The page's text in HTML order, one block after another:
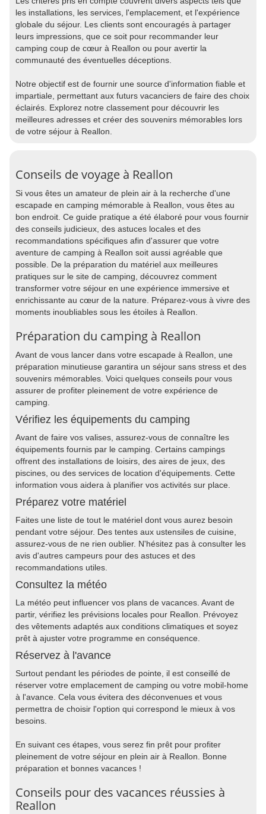
les installations, les services, l'emplacement, et l'expérience
globale du séjour. Les clients sont encouragés à partager
leurs impressions, que ce soit pour recommander leur
camping coup de cœur à Reallon ou pour avertir la
communauté des éventuelles déceptions.
Notre objectif est de fournir une source d'information fiable et
impartiale, permettant aux futurs vacanciers de faire des choix
éclairés. Explorez notre classement pour découvrir les
meilleures adresses et créer des souvenirs mémorables lors
de votre séjour à Reallon.
Conseils de voyage à Reallon
Si vous êtes un amateur de plein air à la recherche d'une
escapade en camping mémorable à Reallon, vous êtes au
bon endroit. Ce guide pratique a été élaboré pour vous fournir
des conseils judicieux, des astuces locales et des
recommandations spécifiques afin d'assurer que votre
aventure de camping à Reallon soit aussi agréable que
possible. De la préparation du matériel aux meilleures
pratiques sur le site de camping, découvrez comment
transformer votre séjour en une expérience immersive et
enrichissante au cœur de la nature. Préparez-vous à vivre des
moments inoubliables sous les étoiles à Reallon.
Préparation du camping à Reallon
Avant de vous lancer dans votre escapade à Reallon, une
préparation minutieuse garantira un séjour sans stress et des
souvenirs mémorables. Voici quelques conseils pour vous
assurer de profiter pleinement de votre expérience de
camping.
Vérifiez les équipements du camping
Avant de faire vos valises, assurez-vous de connaître les
équipements fournis par le camping. Certains campings
offrent des installations de loisirs, des aires de jeux, des
piscines, ou des services de location d'équipements. Cette
information vous aidera à planifier vos activités sur place.
Préparez votre matériel
Faites une liste de tout le matériel dont vous aurez besoin
pendant votre séjour. Des tentes aux ustensiles de cuisine,
assurez-vous de ne rien oublier. N'hésitez pas à consulter les
avis d'autres campeurs pour des astuces et des
recommandations utiles.
Consultez la météo
La météo peut influencer vos plans de vacances. Avant de
partir, vérifiez les prévisions locales pour Reallon. Prévoyez
des vêtements adaptés aux conditions climatiques et soyez
prêt à ajuster votre programme en conséquence.
Réservez à l'avance
Surtout pendant les périodes de pointe, il est conseillé de
réserver votre emplacement de camping ou votre mobil-home
à l'avance. Cela vous évitera des déconvenues et vous
permettra de choisir l'option qui correspond le mieux à vos
besoins.
En suivant ces étapes, vous serez fin prêt pour profiter
pleinement de votre séjour en plein air à Reallon. Bonne
préparation et bonnes vacances !
Conseils pour des vacances réussies à
Reallon